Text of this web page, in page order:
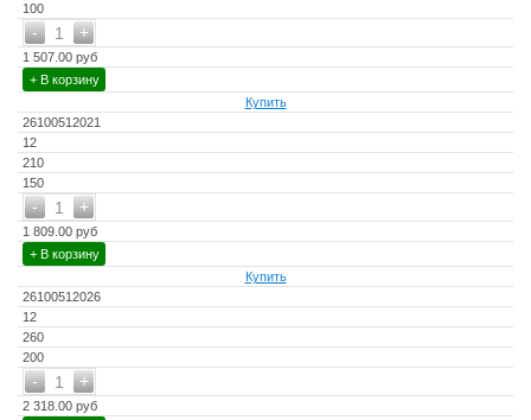
100
+
- 1
1 507.00 руб
+ В корзину
Купить
26100512021
12
210
150
+
- 1
1 809.00 руб
+ В корзину
Купить
26100512026
12
260
200
+
- 1
2 318.00 руб